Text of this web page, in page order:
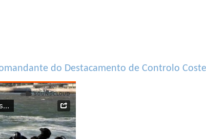
do Destacamento de Controlo